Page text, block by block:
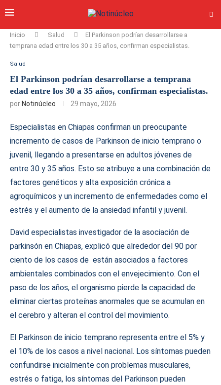
Inicio Salud
El Parkinson podrían desarrollarse a
temprana edad entre los 30 a 35 años, confirman especialistas.
Salud
El Parkinson podrían desarrollarse a temprana
edad entre los 30 a 35 años, confirman especialistas.
por Notinúcleo 29 mayo, 2026
Especialistas en Chiapas confirman un preocupante
incremento de casos de Parkinson de inicio temprano o
juvenil, llegando a presentarse en adultos jóvenes de
entre 30 y 35 años. Esto se atribuye a una combinación de
factores genéticos y alta exposición crónica a
agroquímicos y un incremento de enfermedades como el
estrés y el aumento de la ansiedad infantil y juvenil.
David especialistas investigador de la asociación de
parkinsón en Chiapas, explicó que alrededor del 90 por
ciento de los casos de están asociados a factores
ambientales combinados con el envejecimiento. Con el
paso de los años, el organismo pierde la capacidad de
eliminar ciertas proteínas anormales que se acumulan en
el cerebro y alteran el control del movimiento.
El Parkinson de inicio temprano representa entre el 5% y
el 10% de los casos a nivel nacional. Los síntomas pueden
confundirse inicialmente con problemas musculares,
estrés o fatiga, los síntomas del Parkinson pueden